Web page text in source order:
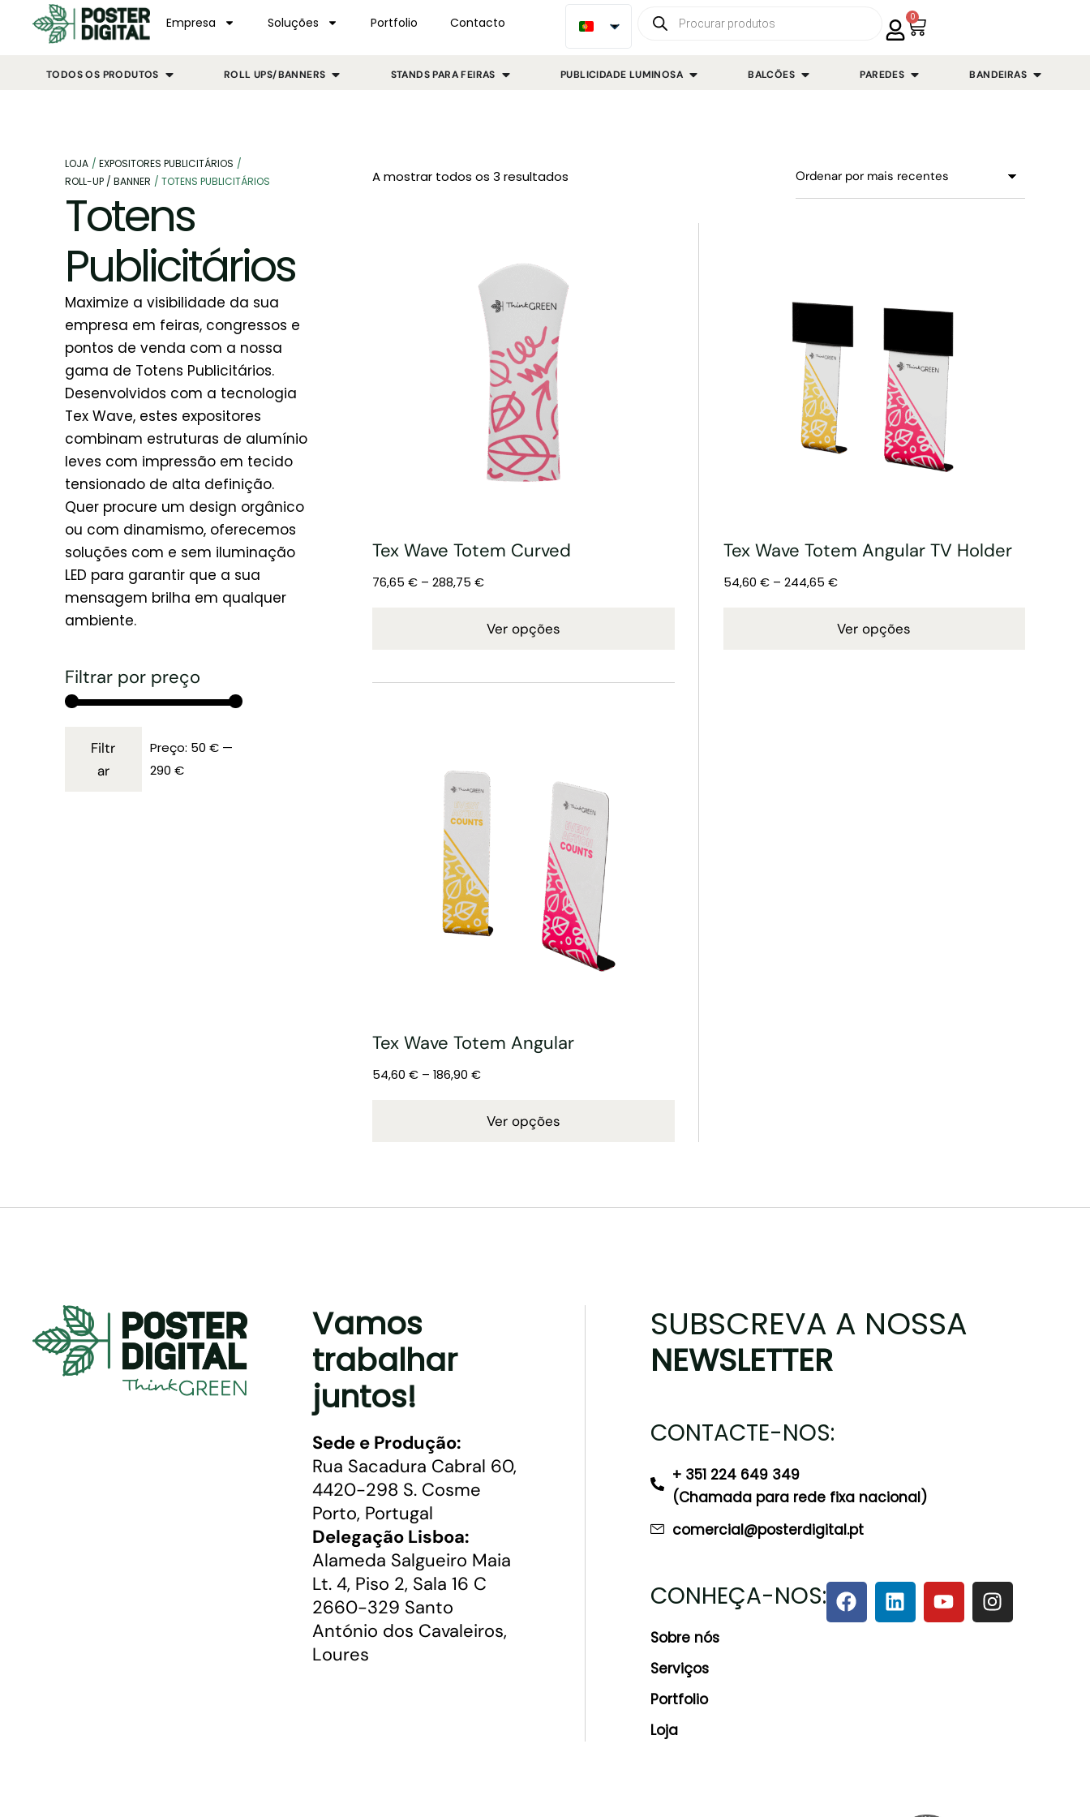
Empresa Soluções Portfolio Contacto 0
TODOS OS PRODUTOS ROLL UPS/BANNERS STANDS PARA FEIRAS PUBLICIDADE LUMINOSA BALCÕES PAREDES BANDEIRAS
LOJA / EXPOSITORES PUBLICITÁRIOS /
ROLL-UP / BANNER / TOTENS PUBLICITÁRIOS
Totens
Publicitários
Maximize a visibilidade da sua
empresa em feiras, congressos e
pontos de venda com a nossa
gama de Totens Publicitários.
Desenvolvidos com a tecnologia
Tex Wave, estes expositores
combinam estruturas de alumínio
leves com impressão em tecido
tensionado de alta definição.
Quer procure um design orgânico
ou com dinamismo, oferecemos
soluções com e sem iluminação
LED para garantir que a sua
mensagem brilha em qualquer
ambiente.
Filtrar por preço
Filtr
ar
Preço: 50 €—
290 €
A mostrar todos os 3 resultados
Tex Wave Totem Curved
76,65€ – 288,75€
Ver opções
Tex Wave Totem Angular TV Holder
54,60 € – 244,65 €
Ver opções
Tex Wave Totem Angular
54,60€ – 186,90€
Ver opções
Vamos
trabalhar
juntos!
Sede e Produção:
Rua Sacadura Cabral 60,
4420-298 S. Cosme
Porto, Portugal
Delegação Lisboa:
Alameda Salgueiro Maia
Lt. 4, Piso 2, Sala 16 C
2660-329 Santo
António dos Cavaleiros,
Loures
SUBSCREVA A NOSSA
NEWSLETTER
CONTACTE-NOS:
+ 351 224 649 349
(Chamada para rede fixa nacional)
comercial@posterdigital.pt
CONHEÇA-NOS:
Sobre nós
Serviços
Portfolio
Loja